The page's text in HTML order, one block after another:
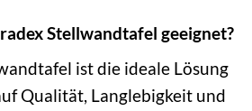
Stellwandtafel geeignet?
ist die ideale Lösung
Qualität, Langlebigkeit und